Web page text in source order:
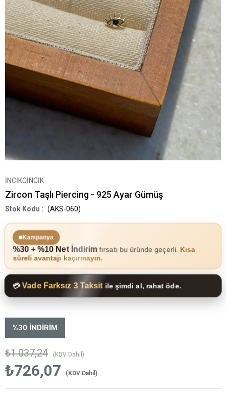
İNCİKCİNCİK
Zircon Taşlı Piercing - 925 Ayar Gümüş
(AKS-060)
Kampanya
%30 + %10 Net İndirimfırsatı bu üründe geçerli. Kısa
süreli avantajı kaçırmayın.
💳Vade Farksız 3 Taksitile şimdi al, rahat öde.
%30 İNDIRIM
₺1.037,24 (KDV Dahil)
₺726,07 (KDV Dahil)